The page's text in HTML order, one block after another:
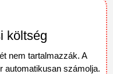
költség
nem tartalmazzák. A
automatikusan számolja.